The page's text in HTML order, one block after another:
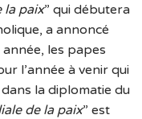
la paix” qui débutera
a annoncé
année, les papes
l’année à venir qui
la diplomatie du
de la paix” est